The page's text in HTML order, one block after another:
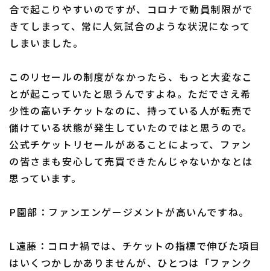
合で起こりやすいのですが、コロナで動員制限がで
きてしまって、常に人気試合のような状況になって
しまいました。
このリセールの制度がなかったら、もっと大変なこ
とが起こっていたと思うんですよね。ただでさえ希
少性の高いチケットなのに、持っている人が転売で
儲けている状態が発生していたのではと思うので。
公式チケットリセールがあることによって、ファン
の皆さまも安心して売買できたんじゃないかなとは
思っています。
P園部：ファンエンゲージメントが高いんですね。
L遠藤：コロナ禍では、チケットの指標で伸びた項目
はいくつかしかありませんが、ひとつは「ファンク